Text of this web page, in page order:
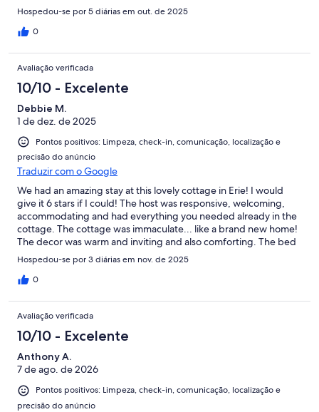
Hospedou-se por 5 diárias em out. de 2025
0
Avaliação verificada
10/10 - Excelente
Debbie M.
1 de dez. de 2025
Pontos positivos: Limpeza, check-in, comunicação, localização e
precisão do anúncio
Traduzir com o Google
We had an amazing stay at this lovely cottage in Erie! I would
give it 6 stars if I could! The host was responsive, welcoming,
accommodating and had everything you needed already in the
cottage. The cottage was immaculate... like a brand new home!
The decor was warm and inviting and also comforting. The bed
was very comfortable with all the lines, blankets and warmth
needed for a winter visit to Erie. Towels, shampoo, soap and
paper products all provided in the bathroom. The kitchen is well
close to what we needed while visiting our daughter and family.
This cottage like staying in a hotel but even better with all the
amenities and all the comforts and room of a 2 bedroom home!
Hospedou-se por 3 diárias em nov. de 2025
0
Avaliação verificada
10/10 - Excelente
Anthony A.
7 de ago. de 2026
Pontos positivos: Limpeza, check-in, comunicação, localização e
precisão do anúncio